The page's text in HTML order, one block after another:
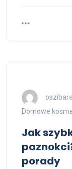
Domowe
Jak
porady